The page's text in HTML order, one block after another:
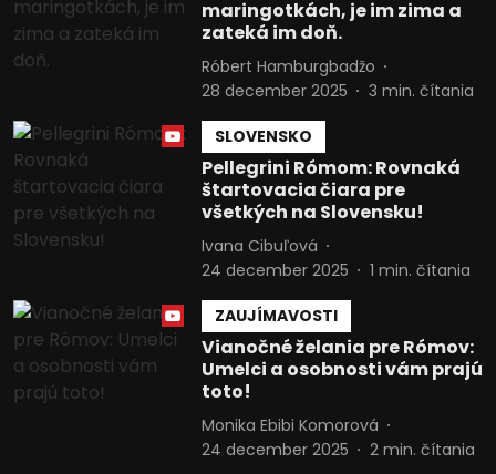
maringotkách, je im zima a
zateká im doň.
Róbert Hamburgbadžo
28 december 2025
3 min. čítania
SLOVENSKO
Pellegrini Rómom: Rovnaká
štartovacia čiara pre
všetkých na Slovensku!
Ivana Cibuľová
24 december 2025
1 min. čítania
ZAUJÍMAVOSTI
Vianočné želania pre Rómov:
Umelci a osobnosti vám prajú
toto!
Monika Ebibi Komorová
24 december 2025
2 min. čítania
reklamu
Použiť profily na výber personalizovanej
Vytvoriť profily na prispôsobenie
obsahu
Použiť profily na výber prispôsobeného
obsahu
Meranie výkonnosti reklamy
Pochopiť cieľové skupiny na základe
štatistík alebo spájania údajov z
rôznych zdrojov
Vývoj a zlepšovanie služieb